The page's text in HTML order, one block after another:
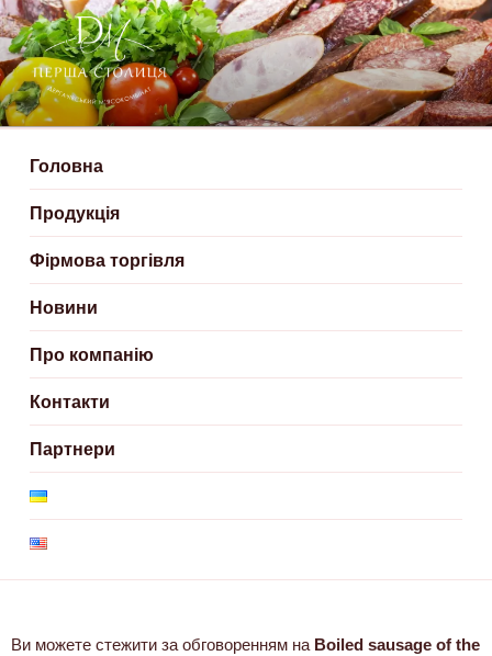
ДЕРГАЧІВСЬКИЙ М’ЯСОКОМБІНАТ
– ПЕРША СТОЛИЦЯ
Створюємо смачні м'ясні продукти
Головна
Продукція
Фірмова торгівля
Новини
Про компанію
Контакти
Партнери
Ви можете стежити за обговоренням на Boiled sausage of the